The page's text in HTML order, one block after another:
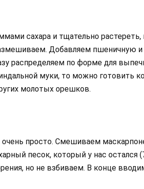
сахара и тщательно
Добавляем пшеничную и
распределяем по форме для
муки, то можно готовить
молотых орешков.
очень просто. Смешиваем
песок, который у нас остался
но не взбиваем. В конце